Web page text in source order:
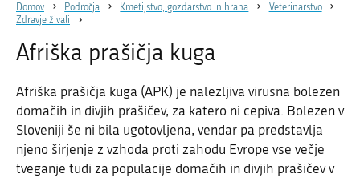
Zbirke
Dogodki
Sodelujte
Dostopnost
Domov Področja Kmetijstvo, gozdarstvo in hrana
Veterinarstvo
Zdravje živali
Afriška prašičja kuga
Afriška prašičja kuga (APK) je nalezljiva virusna bolezen
domačih in divjih prašičev, za katero ni cepiva. Bolezen v
Sloveniji še ni bila ugotovljena, vendar pa predstavlja
njeno širjenje z vzhoda proti zahodu Evrope vse večje
tveganje tudi za populacije domačih in divjih prašičev v